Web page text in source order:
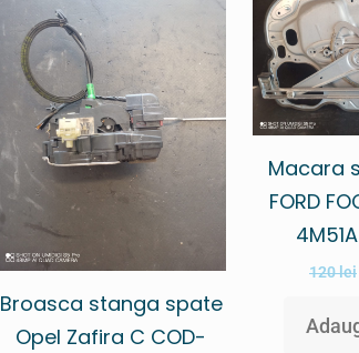
Broasca stanga spate
Opel Zafira C COD-
Macara
FORD
120lei